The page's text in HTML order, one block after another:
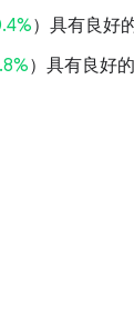
）具有良好
）具有良好的